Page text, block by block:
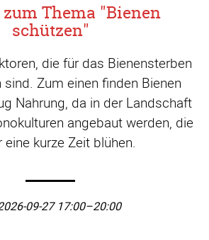
Thema "Bienen
schützen"
die für das Bienensterben
Zum einen finden Bienen
Nahrung, da in der Landschaft
angebaut werden, die
eine kurze Zeit blühen.
09-27 17:00–20:00